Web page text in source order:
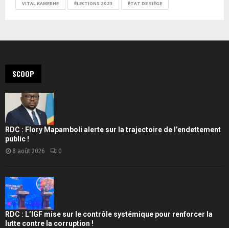
VITAL KAMERHE ÉLECTIONS 2023 ÉTAT DE SIÈGE
SCOOP
RDC : Flory Mapamboli alerte sur la trajectoire de l’endettement
public !
8 août 2026 0
RDC : L’IGF mise sur le contrôle systémique pour renforcer la
lutte contre la corruption !